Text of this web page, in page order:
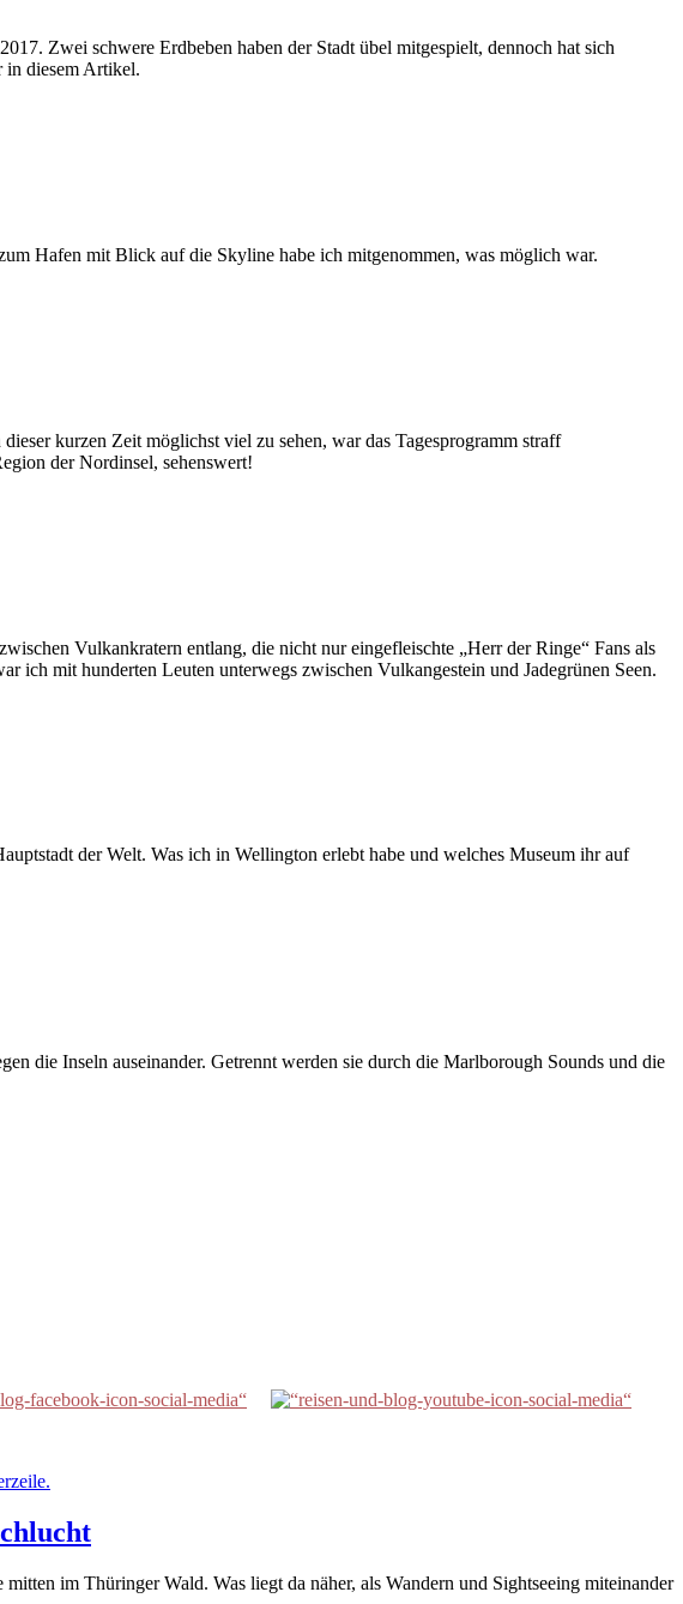
Zwei schwere Erdbeben haben der Stadt übel mitgespielt, dennoch hat sich
in diesem Artikel.
Hafen mit Blick auf die Skyline habe ich mitgenommen, was möglich war.
kurzen Zeit möglichst viel zu sehen, war das Tagesprogramm straff
der Nordinsel, sehenswert!
Vulkankratern entlang, die nicht nur eingefleischte „Herr der Ringe“ Fans als
ich mit hunderten Leuten unterwegs zwischen Vulkangestein und Jadegrünen Seen.
der Welt. Was ich in Wellington erlebt habe und welches Museum ihr auf
die Inseln auseinander. Getrennt werden sie durch die Marlborough Sounds und die
im Thüringer Wald. Was liegt da näher, als Wandern und Sightseeing miteinander